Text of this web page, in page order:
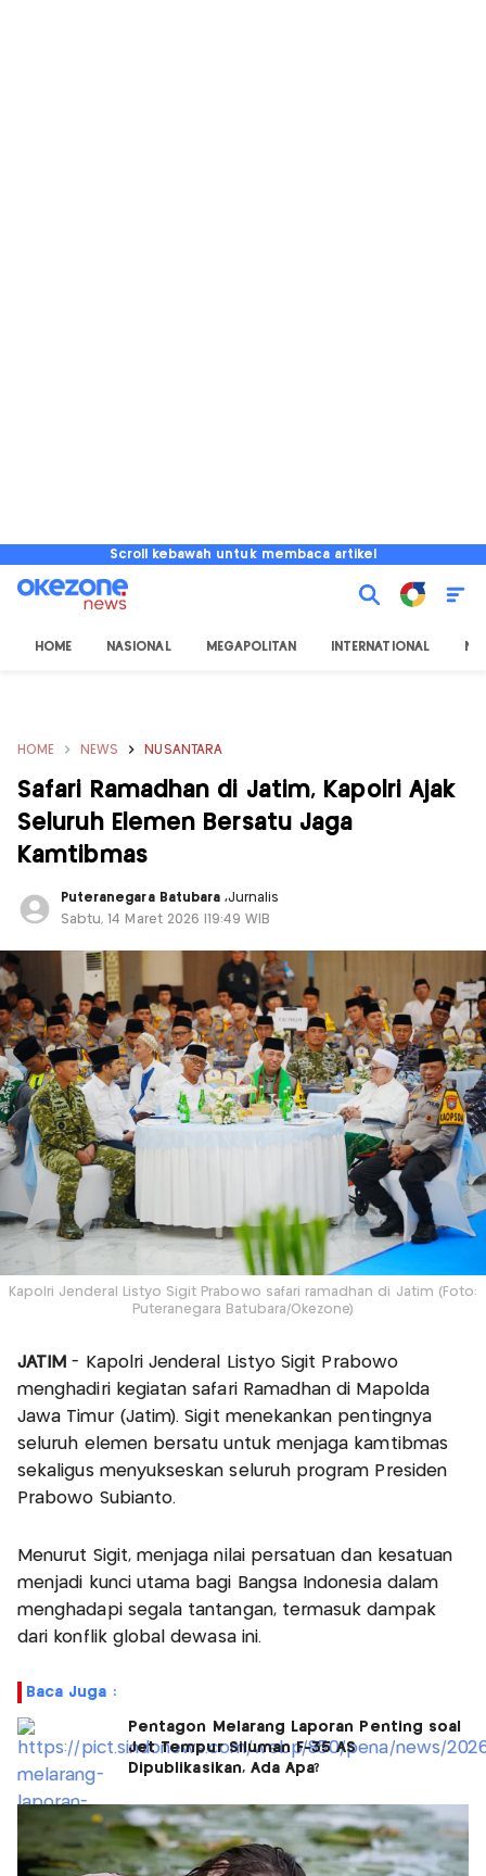
Scroll kebawah untuk membaca artikel
HOME NASIONAL MEGAPOLITAN INTERNATIONAL
HOME NEWS NUSANTARA
Safari Ramadhan di Jatim, Kapolri Ajak
Seluruh Elemen Bersatu Jaga
Kamtibmas
Puteranegara Batubara,Jurnalis
Sabtu, 14 Maret 2026 |19:49 WIB
Kapolri Jenderal Listyo Sigit Prabowo safari ramadhan di Jatim (Foto:
Puteranegara Batubara/Okezone)
JATIM - Kapolri Jenderal Listyo Sigit Prabowo
menghadiri kegiatan safari Ramadhan di Mapolda
Jawa Timur (Jatim). Sigit menekankan pentingnya
seluruh elemen bersatu untuk menjaga kamtibmas
sekaligus menyukseskan seluruh program Presiden
Prabowo Subianto.
Menurut Sigit, menjaga nilai persatuan dan kesatuan
menjadi kunci utama bagi Bangsa Indonesia dalam
menghadapi segala tantangan, termasuk dampak
dari konflik global dewasa ini.
Baca Juga :
Pentagon Melarang Laporan Penting soal
Jet Tempur Siluman F-35 AS
Dipublikasikan, Ada Apa?